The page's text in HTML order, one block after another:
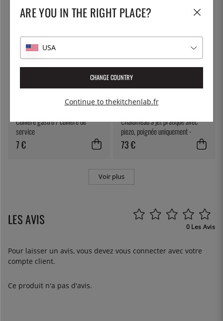
Cuillère gastro / cuillère de
service
7 €
Chalumeau à jet pratique avec
piezo, poignée uniquement -
Sievert
73 €
Voir plus
LES AVIS 0 Les Avis
Pour laisser un avis, vous devez vous connecter avec votre
compte client.
Ce produit n'a pas d'avis.
ARE YOU IN THE RIGHT PLACE?
USA
CHANGE COUNTRY
Continue to thekitchenlab.fr